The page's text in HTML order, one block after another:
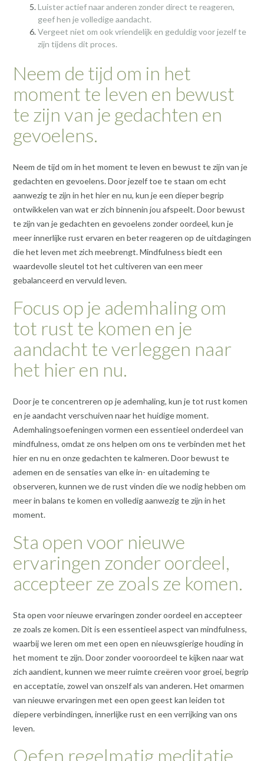
Luister actief naar anderen zonder direct te reageren,
geef hen je volledige aandacht.
Vergeet niet om ook vriendelijk en geduldig voor jezelf te
zijn tijdens dit proces.
Neem de tijd om in het
moment te leven en bewust
te zijn van je gedachten en
gevoelens.
Neem de tijd om in het moment te leven en bewust te zijn van je
gedachten en gevoelens. Door jezelf toe te staan om echt
aanwezig te zijn in het hier en nu, kun je een dieper begrip
ontwikkelen van wat er zich binnenin jou afspeelt. Door bewust
te zijn van je gedachten en gevoelens zonder oordeel, kun je
meer innerlijke rust ervaren en beter reageren op de uitdagingen
die het leven met zich meebrengt. Mindfulness biedt een
waardevolle sleutel tot het cultiveren van een meer
gebalanceerd en vervuld leven.
Focus op je ademhaling om
tot rust te komen en je
aandacht te verleggen naar
het hier en nu.
Door je te concentreren op je ademhaling, kun je tot rust komen
en je aandacht verschuiven naar het huidige moment.
Ademhalingsoefeningen vormen een essentieel onderdeel van
mindfulness, omdat ze ons helpen om ons te verbinden met het
hier en nu en onze gedachten te kalmeren. Door bewust te
ademen en de sensaties van elke in- en uitademing te
observeren, kunnen we de rust vinden die we nodig hebben om
meer in balans te komen en volledig aanwezig te zijn in het
moment.
Sta open voor nieuwe
ervaringen zonder oordeel,
accepteer ze zoals ze komen.
Sta open voor nieuwe ervaringen zonder oordeel en accepteer
ze zoals ze komen. Dit is een essentieel aspect van mindfulness,
waarbij we leren om met een open en nieuwsgierige houding in
het moment te zijn. Door zonder vooroordeel te kijken naar wat
zich aandient, kunnen we meer ruimte creëren voor groei, begrip
en acceptatie, zowel van onszelf als van anderen. Het omarmen
van nieuwe ervaringen met een open geest kan leiden tot
diepere verbindingen, innerlijke rust en een verrijking van ons
leven.
Oefen regelmatig meditatie